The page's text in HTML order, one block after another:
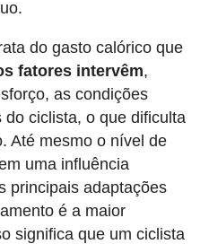
do gasto calórico que
fatores intervêm,
as condições
ciclista, o que dificulta
Até mesmo o nível de
uma influência
principais adaptações
é a maior
significa que um ciclista